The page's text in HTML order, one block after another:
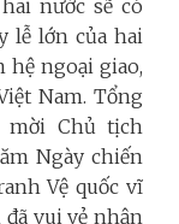
nước sẽ có
lễ lớn của hai
hệ ngoại giao,
Nam. Tổng
mời Chủ tịch
Ngày chiến
Vệ quốc vĩ
đã vui vẻ nhận